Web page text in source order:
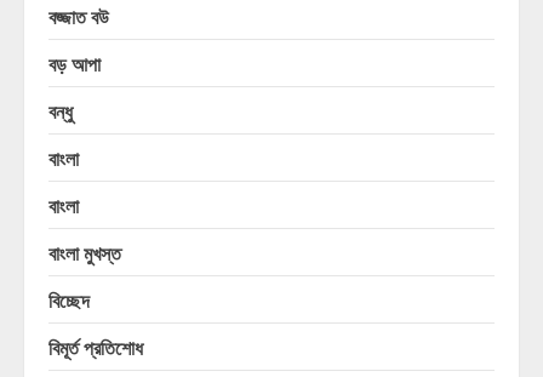
বজ্জাত বউ
বড় আপা
বন্ধু
বাংলা
বাংলা
বাংলা মুখস্ত
বিচ্ছেদ
বিমূর্ত প্রতিশোধ